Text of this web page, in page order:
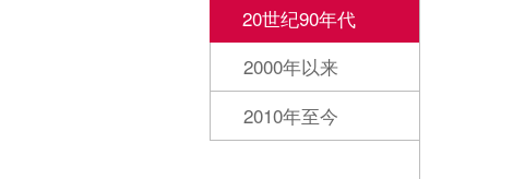
20世纪90年代
2000年以来
2010年至今